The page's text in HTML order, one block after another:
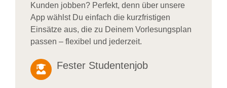
Kunden jobben? Perfekt, denn über unsere
App wählst Du einfach die kurzfristigen
Einsätze aus, die zu Deinem Vorlesungsplan
passen – flexibel und jederzeit.
Fester Studentenjob